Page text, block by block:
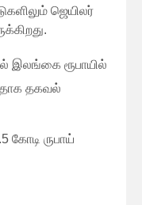
ஜெயிலர்
இலங்கை ரூபாயில்
தகவல்
கோடி ருபாய்